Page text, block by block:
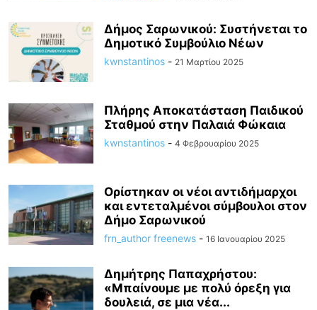
Δήμος Σαρωνικού: Συστήνεται το
Δημοτικό Συμβούλιο Νέων
kwnstantinos - 21 Μαρτίου 2025
Πλήρης Αποκατάσταση Παιδικού
Σταθμού στην Παλαιά Φώκαια
kwnstantinos - 4 Φεβρουαρίου 2025
Ορίστηκαν οι νέοι αντιδήμαρχοι
και εντεταλμένοι σύμβουλοι στον
Δήμο Σαρωνικού
frn_author freenews - 16 Ιανουαρίου 2025
Δημήτρης Παπαχρήστου:
«Μπαίνουμε με πολύ όρεξη για
δουλειά, σε μια νέα...